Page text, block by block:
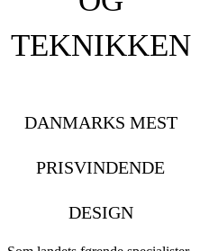
TEKNIKKEN
DANMARKS MEST
PRISVINDENDE
DESIGN